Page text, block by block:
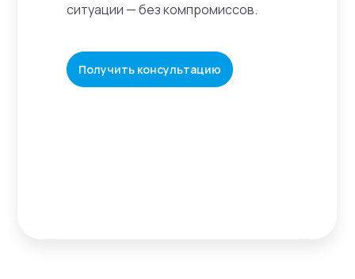
ситуации — без компромиссов.
Получить консультацию